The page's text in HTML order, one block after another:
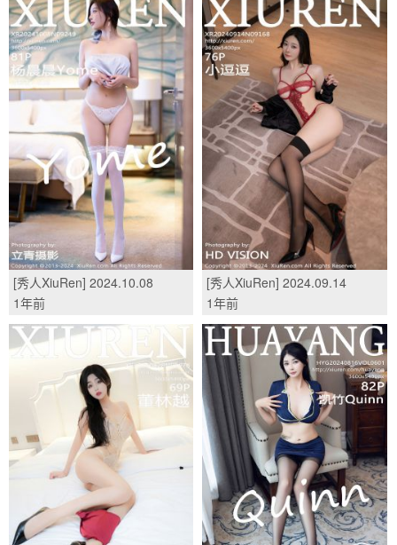
[秀人XiuRen] 2024.10.08
No.9249 杨晨晨Yome/(81P)
1年前
[秀人XiuRen] 2024.09.14
No.9168 小逗逗/(76P)
1年前